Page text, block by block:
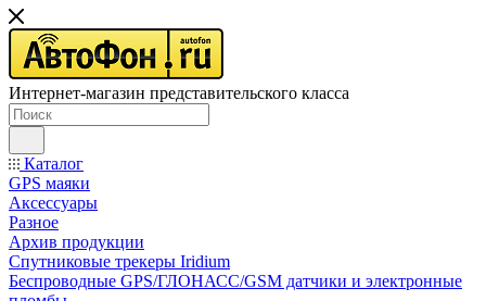
Интернет-магазин представительского класса
Каталог
GPS маяки
Аксессуары
Разное
Архив продукции
Спутниковые трекеры Iridium
Беспроводные GPS/ГЛОНАСС/GSM датчики и электронные